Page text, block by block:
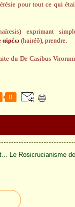
pour tout ce qui
exprimant
αἱρέω (hairéô), prendre.
du De Casibus
0
Le Rosicrucianisme